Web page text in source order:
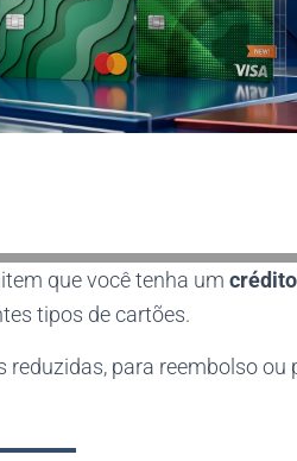
que você tenha um
tipos de cartões.
reduzidas, para reembolso